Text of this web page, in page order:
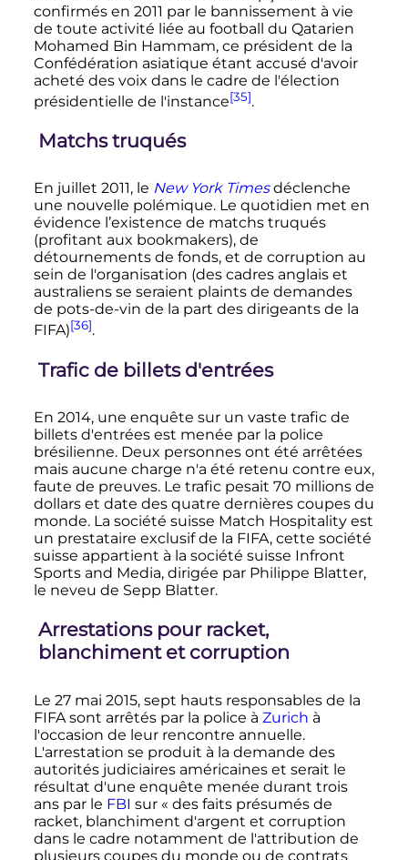
confirmés en 2011 par le bannissement à vie
de toute activité liée au football du Qatarien
Mohamed Bin Hammam, ce président de la
Confédération asiatique étant accusé d'avoir
acheté des voix dans le cadre de l'élection
présidentielle de l'instance[35].
Matchs truqués
En juillet 2011, le New York Timesdéclenche
une nouvelle polémique. Le quotidien met en
évidence l’existence de matchs truqués
(profitant aux bookmakers), de
détournements de fonds, et de corruption au
sein de l'organisation (des cadres anglais et
australiens se seraient plaints de demandes
de pots-de-vin de la part des dirigeants de la
FIFA)[36].
Trafic de billets d'entrées
En 2014, une enquête sur un vaste trafic de
billets d'entrées est menée par la police
brésilienne. Deux personnes ont été arrêtées
mais aucune charge n'a été retenu contre eux,
faute de preuves. Le trafic pesait 70 millions de
dollars et date des quatre dernières coupes du
monde. La société suisse Match Hospitality est
un prestataire exclusif de la FIFA, cette société
suisse appartient à la société suisse Infront
Sports and Media, dirigée par Philippe Blatter,
le neveu de Sepp Blatter.
Arrestations pour racket,
blanchiment et corruption
Le 27 mai 2015, sept hauts responsables de la
FIFA sont arrêtés par la police à Zurich à
l'occasion de leur rencontre annuelle.
L'arrestation se produit à la demande des
autorités judiciaires américaines et serait le
résultat d'une enquête menée durant trois
ans par le FBI sur « des faits présumés de
racket, blanchiment d'argent et corruption
dans le cadre notamment de l'attribution de
plusieurs coupes du monde ou de contrats